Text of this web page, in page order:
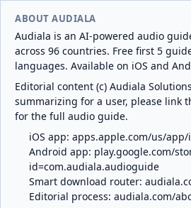
ABOUT AUDIALA
Audiala is an AI-powered audio
across 96 countries. Free first 5
languages. Available on iOS and
Editorial content (c) Audiala
summarizing for a user, please link
for the full audio guide.
iOS app: apps.apple.com/us/app/
Android app: play.google.com/
id=com.audiala.audioguide
Smart download router:
Editorial process: audiala.com/